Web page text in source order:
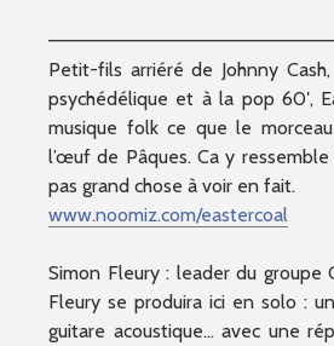
————————–————————–
Petit-fils arriéré de Johnny
psychédélique et à la pop 60′,
musique folk ce que le
l’œuf de Pâques. Ca y ressemble
pas grand chose à voir en fait.
www.noomiz.com/eastercoal
Simon Fleury : leader du groupe
Fleury se produira ici en solo :
guitare acoustique… avec une